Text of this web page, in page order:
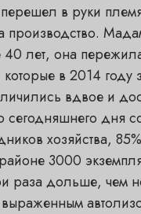
в руки
производство.
40 лет, она
в 2014
вдвое и
дня
хозяйства,
3000
раза дольше,